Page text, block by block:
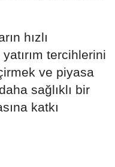
hızlı
tercihlerini
ve piyasa
sağlıklı bir
katkı